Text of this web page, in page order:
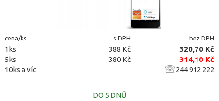
cena/ks s DPH bez DPH
1ks 388 Kč
320,70 Kč
5ks
380 Kč
314,10 Kč
10ks a víc
244 912 222
DO 5 DNŮ